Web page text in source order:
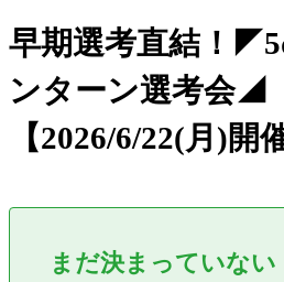
早期選考直結！
ンターン選考会◢
【2026/6/22(月)開
まだ決まっていない